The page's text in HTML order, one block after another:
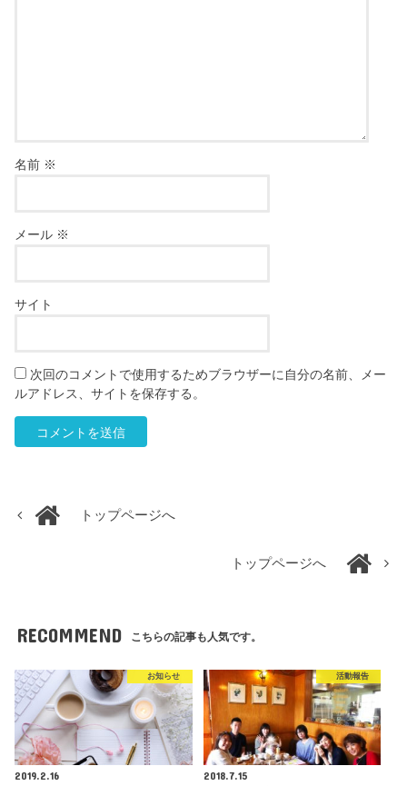
名前 ※
メール ※
サイト
次回のコメントで使用するためブラウザーに自分の名前、メー
ルアドレス、サイトを保存する。
トップページへ
トップページへ
RECOMMEND こちらの記事も人気です。
お知らせ
2019.2.16
活動報告
2018.7.15